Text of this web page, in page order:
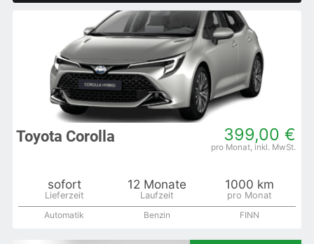
399,00 €
Toyota Corolla
sofort 12 Monate 1000 km
Automatik Benzin FINN